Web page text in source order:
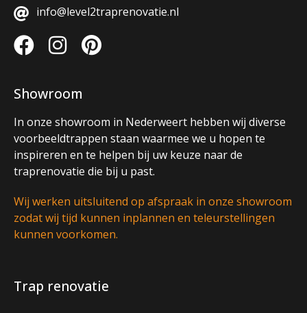
info@level2traprenovatie.nl
Showroom
In onze showroom in Nederweert hebben wij diverse
voorbeeldtrappen staan waarmee we u hopen te
inspireren en te helpen bij uw keuze naar de
traprenovatie die bij u past.
Wij werken uitsluitend op afspraak in onze showroom
zodat wij tijd kunnen inplannen en teleurstellingen
kunnen voorkomen.
Trap renovatie